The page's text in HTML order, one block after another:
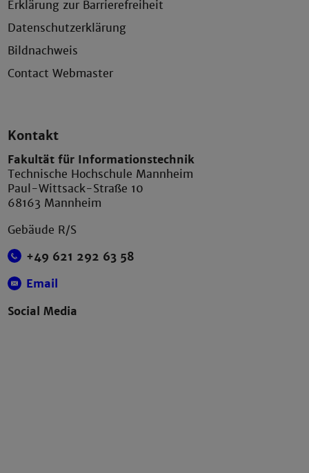
Erklärung zur Barrierefreiheit
Datenschutzerklärung
Bildnachweis
Contact Webmaster
Kontakt
Fakultät für Informationstechnik
Technische Hochschule Mannheim
Paul-Wittsack-Straße 10
68163 Mannheim
Gebäude R/S
+49 621 292 63 58
Email
Social Media